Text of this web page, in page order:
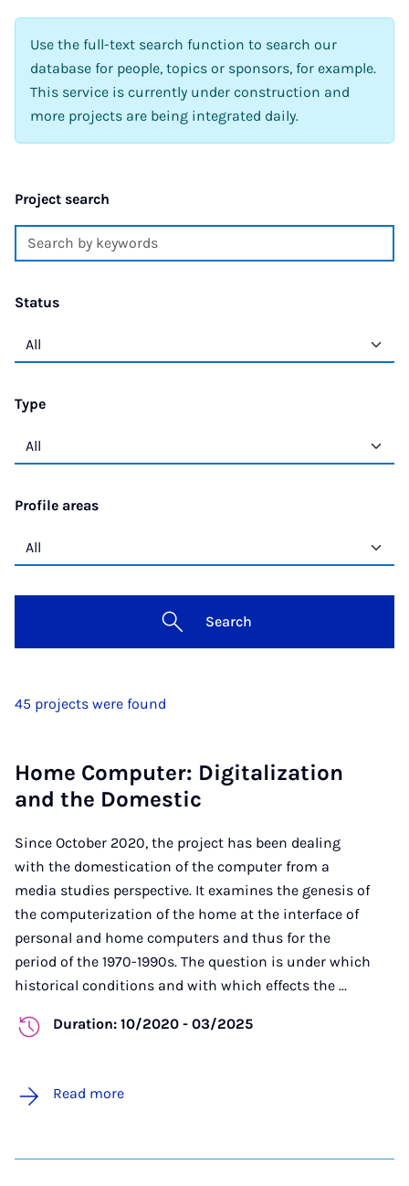
Use the full-text search function to search our
database for people, topics or sponsors, for example.
This service is currently under construction and
more projects are being integrated daily.
Project search
Status
Type
Profile areas
Search
45 projects were found
Home Computer: Digitalization
and the Domestic
Since October 2020, the project has been dealing
with the domestication of the computer from a
media studies perspective. It examines the genesis of
the computerization of the home at the interface of
personal and home computers and thus for the
period of the 1970-1990s. The question is under which
historical conditions and with which effects the ...
Duration: 10/2020 - 03/2025
Read more